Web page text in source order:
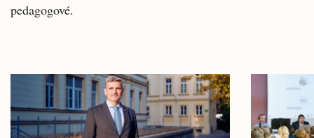
pedagogové.
Související
články